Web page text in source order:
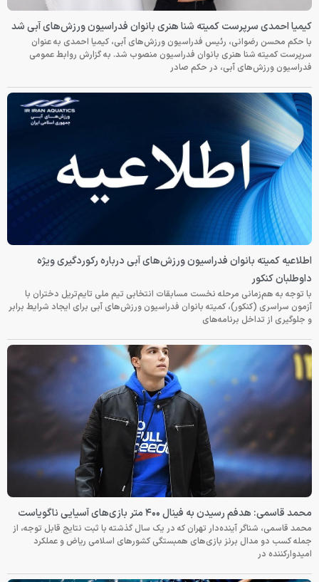
کیمیا احمدی سرپرست کمیته شنا هنری بانوان فدراسیون ورزش‌های آبی شد
با حکم محسن رضوانی، رئیس فدراسیون ورزش‌های آبی، کیمیا احمدی به عنوان
سرپرست کمیته شنا هنری بانوان فدراسیون منصوب شد. به گزارش روابط عمومی
فدراسیون ورزش‌های آبی، در حکم صادر
اطلاعیه کمیته بانوان فدراسیون ورزش‌های آبی درباره رکوردگیری ویژه
داوطلبان کنکور
با توجه به هم‌زمانی مرحله نخست مسابقات انتخابی تیم ملی تایم‌تریل دختران با
آزمون سراسری (کنکور)، کمیته بانوان فدراسیون ورزش‌های آبی برای ایجاد شرایط برابر
و جلوگیری از تداخل برنامه‌های
محمد قاسمی: هدفم رسیدن به فینال ۴۰۰ متر بازی‌های آسیایی ناگویاست
محمد قاسمی، شناگر آینده‌دار تهران که در یک سال گذشته با ثبت نتایج قابل توجه، از
جمله کسب دو مدال برنز بازی‌های همبستگی کشورهای اسلامی ریاض و عملکرد
امیدوارکننده در